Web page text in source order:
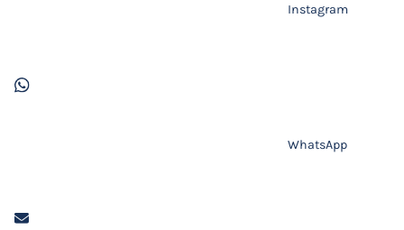
Instagram
WhatsApp